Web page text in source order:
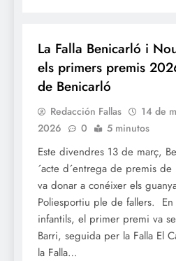
La Falla Benicarló i
els primers premis
de Benicarló
Redacción Fallas
14 de
2026
0 5 minutos
Este divendres 13 de març,
´acte d´entrega de premis
va donar a conéixer els
Poliesportiu ple de fallers.
infantils, el primer premi va
Barri, seguida per la Falla El
la Falla…